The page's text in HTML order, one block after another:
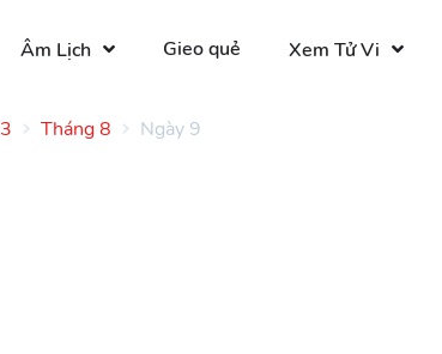
Âm Lịch Gieo quẻ Xem Tử Vi
Tháng 8 Ngày 9